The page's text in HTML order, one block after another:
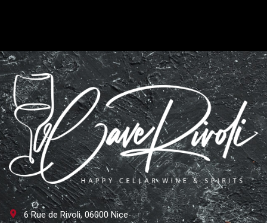
6 Rue de Rivoli, 06000 Nice